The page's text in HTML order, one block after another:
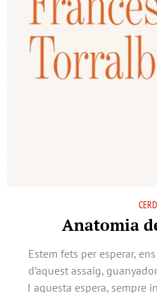
Anatomia
Estem fets per esperar,
d’aquest assaig,
I aquesta espera, sempre